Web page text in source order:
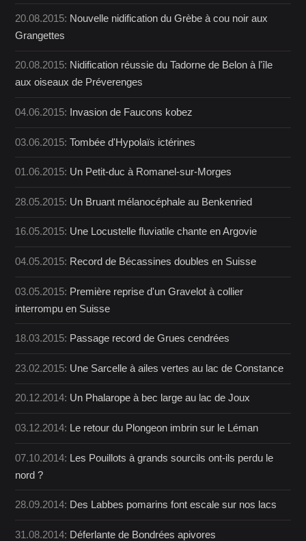
20.08.2015: Nouvelle nidification du Grèbe à cou noir aux
Grangettes
20.08.2015: Nidification réussie du Tadorne de Belon à l'île
aux oiseaux de Préverenges
04.06.2015: Invasion de Faucons kobez
03.06.2015:Tombée d'Hypolaïs ictérines
01.06.2015: Un Petit-duc à Romanel-sur-Morges
28.05.2015: Un Bruant mélanocéphale au Benkenried
16.05.2015: Une Locustelle fluviatile chante en Argovie
04.05.2015: Record de Bécassines doubles en Suisse
03.05.2015: Première reprise d'un Gravelot à collier
interrompu en Suisse
18.03.2015: Passage record de Grues cendrées
23.02.2015: Une Sarcelle à ailes vertes au lac de Constance
20.12.2014: Un Phalarope à bec large au lac de Joux
03.12.2014: Le retour du Plongeon imbrin sur le Léman
07.10.2014: Les Pouillots à grands sourcils ont-ils perdu le
nord ?
28.09.2014: Des Labbes pomarins font escale sur nos lacs
31.08.2014: Déferlante de Bondrées apivores